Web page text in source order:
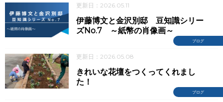
更新日：2026.05.11
ブログ
伊藤博文と金沢別邸 豆知識シリー
ズNo.7 ～紙幣の肖像画～
更新日：2026.05.08
ブログ
きれいな花壇をつくってくれまし
た！